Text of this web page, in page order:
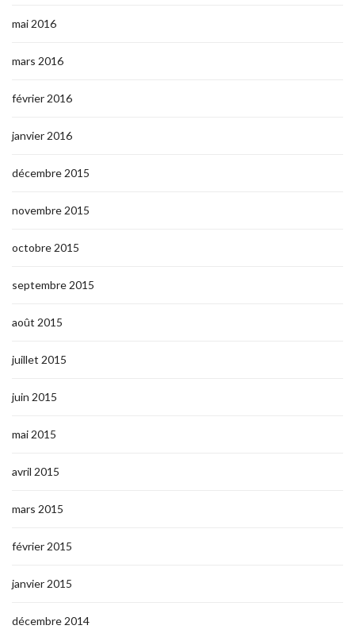
mai 2016
mars 2016
février 2016
janvier 2016
décembre 2015
novembre 2015
octobre 2015
septembre 2015
août 2015
juillet 2015
juin 2015
mai 2015
avril 2015
mars 2015
février 2015
janvier 2015
décembre 2014